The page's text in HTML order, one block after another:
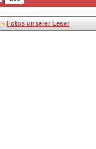
» Fotos unserer Leser